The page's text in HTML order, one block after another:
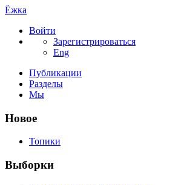
Ёжка
Войти
Зарегистрироваться
Eng
Публикации
Разделы
Мы
Новое
Топики
Выборки